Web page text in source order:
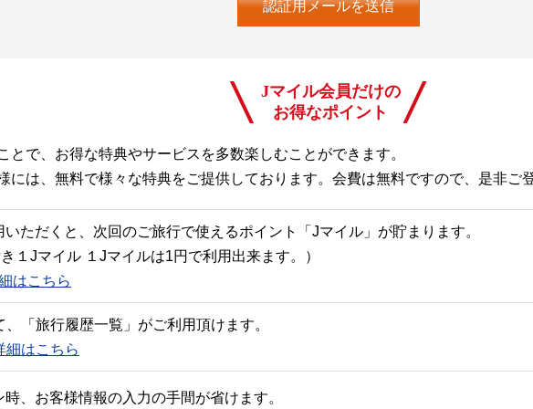
Jマイル会員だけの
お得なポイント
とで、お得な特典やサービスを多数楽しむことができます。
には、無料で様々な特典をご提供しております。会費は無料ですので、是非ご
ただくと、次回のご旅行で使えるポイント「Jマイル」が貯まります。
き１Jマイル １Jマイルは1円で利用出来ます。）
はこちら
、「旅行履歴一覧」がご利用頂けます。
細はこちら
、お客様情報の入力の手間が省けます。